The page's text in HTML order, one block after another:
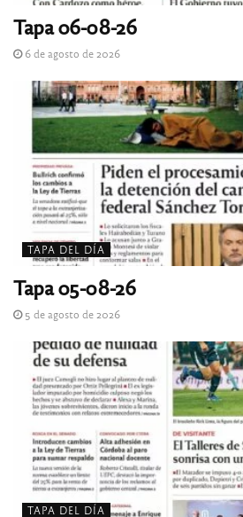
Tapa 06-08-26
6 de agosto de 2026
TAPA DEL DÍA
Tapa 05-08-26
5 de agosto de 2026
TAPA DEL DÍA